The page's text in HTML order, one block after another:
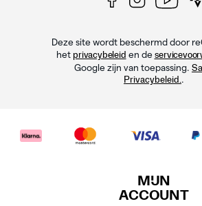
Deze site wordt beschermd door
het privacybeleid en de
Google zijn van toepassing.
Privacybeleid. .
MIJN
ACCOUNT